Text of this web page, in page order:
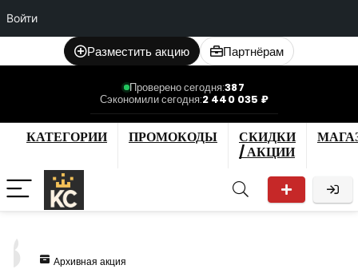
Войти
Разместить акцию Партнёрам
Проверено сегодня:387
Сэкономили сегодня:2 440 035 ₽
КАТЕГОРИИ ПРОМОКОДЫ
СКИДКИ
/ АКЦИИ
Архивная акция